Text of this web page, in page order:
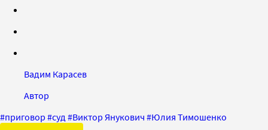
Вадим Карасев
Автор
#приговор #суд #Виктор Янукович #Юлия Тимошенко